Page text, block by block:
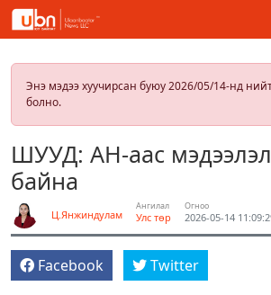
Энэ мэдээ хуучирсан буюу 2026/05/14-нд
болно.
ШУУД: АН-аас
байна
Ц.Янжиндулам
Ангилал
Улс төр
Огноо
2026-05-14
Facebook Twitter